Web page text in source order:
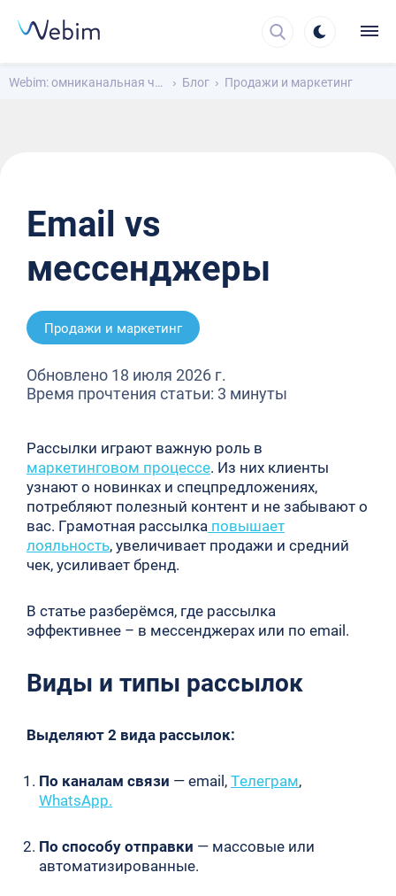
Webim: омниканальная чат-платформа для общения с клиентами Блог Продажи и маркетинг
Email vs
мессенджеры
Продажи и маркетинг
Обновлено 18 июля 2026 г.
Время прочтения статьи: 3 минуты
Рассылки играют важную роль в
маркетинговом процессе. Из них клиенты
узнают о новинках и спецпредложениях,
потребляют полезный контент и не забывают о
вас. Грамотная рассылка повышает
лояльность, увеличивает продажи и средний
чек, усиливает бренд.
В статье разберёмся, где рассылка
эффективнее – в мессенджерах или по email.
Виды и типы рассылок
Выделяют 2 вида рассылок:
По каналам связи — email,Телеграм,
WhatsApp.
По способу отправки — массовые или
автоматизированные.